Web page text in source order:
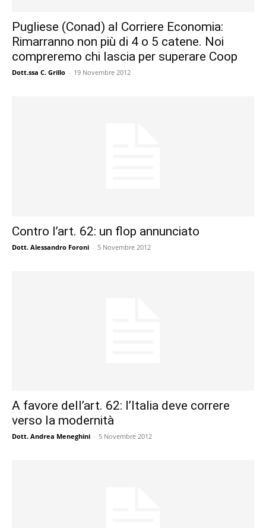
Pugliese (Conad) al Corriere Economia:
Rimarranno non più di 4 o 5 catene. Noi
compreremo chi lascia per superare Coop
Dott.ssa C. Grillo - 19 Novembre 2012
Contro l’art. 62: un flop annunciato
Dott. Alessandro Foroni - 5 Novembre 2012
A favore dell’art. 62: l’Italia deve correre
verso la modernità
Dott. Andrea Meneghini - 5 Novembre 2012